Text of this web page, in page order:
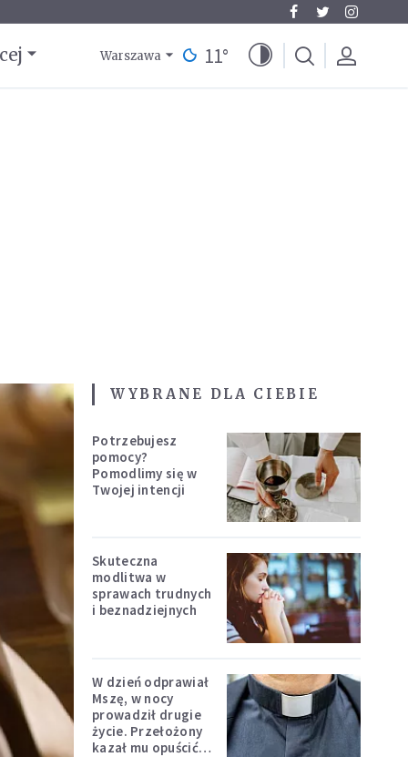
Warszawa 11°
WYBRANE DLA CIEBIE
Potrzebujesz
pomocy?
Pomodlimy się w
Twojej intencji
Skuteczna
modlitwa w
sprawach trudnych
i beznadziejnych
W dzień odprawiał
Mszę, w nocy
prowadził drugie
życie. Przełożony
kazał mu opuścić